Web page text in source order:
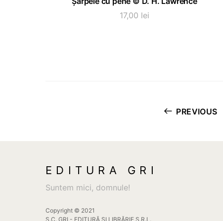
17,00 lei
PREVIOUS
EDITURA GRI
Suntem mici, domnule!
Copyright © 2021
S.C. GRI - EDITURĂ ȘI LIBRĂRIE S.R.L.